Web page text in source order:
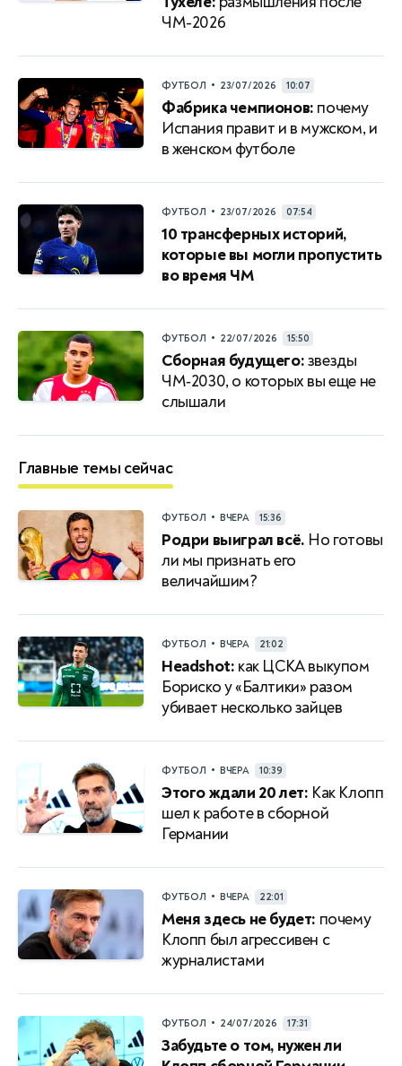
ЧМ-2026
ФУТБОЛ • 23/07/2026 10:07
Фабрика чемпионов: почему
Испания правит и в мужском, и
в женском футболе
ФУТБОЛ • 23/07/2026 07:54
10 трансферных историй,
которые вы могли пропустить
во время ЧМ
ФУТБОЛ • 22/07/2026 15:50
Сборная будущего:звезды
ЧМ‑2030, о которых вы еще не
слышали
Главные темы сейчас
ФУТБОЛ • ВЧЕРА 15:36
Родри выиграл всё. Но готовы
ли мы признать его
величайшим?
ФУТБОЛ • ВЧЕРА 21:02
Headshot: как ЦСКА выкупом
Бориско у «Балтики» разом
убивает несколько зайцев
ФУТБОЛ • ВЧЕРА 10:39
Этого ждали 20 лет: Как Клопп
шел к работе в сборной
Германии
ФУТБОЛ • ВЧЕРА 22:01
Меня здесь не будет: почему
Клопп был агрессивен с
журналистами
ФУТБОЛ • 24/07/2026 17:31
Забудьте о том, нужен ли